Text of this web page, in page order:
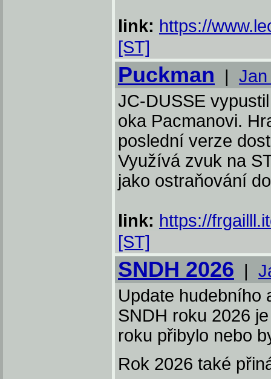
link: https://
[ST]
Puckman |
JC-DUSSE
oka Pacmanovi.
poslední verze
Využívá zvuk na
jako ostraňování
link: https://
[ST]
SNDH 2026 |
Update hudebního
SNDH roku 2026
roku přibylo nebo
Rok 2026 také